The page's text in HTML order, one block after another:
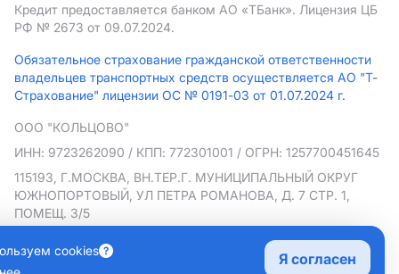
Кредит предоставляется банком АO «ТБанк». Лицензия ЦБ
РФ № 2673 от 09.07.2024.
Обязательное страхование гражданской ответственности
владельцев транспортных средств осуществляется АО "Т-
Страхование" лицензии ОС № 0191-03 от 01.07.2024 г.
ООО "КОЛЬЦОВО"
ИНН: 9723262090 / КПП: 772301001 / ОГРН: 1257700451645
115193, Г.МОСКВА, ВН.ТЕР.Г. МУНИЦИПАЛЬНЫЙ ОКРУГ
ЮЖНОПОРТОВЫЙ, УЛ ПЕТРА РОМАНОВА, Д. 7 СТР. 1,
ПОМЕЩ. 3/5
Политика в отношении обработки персональных данных
Согласие на рекламную рассылку
cookies
Я согласен